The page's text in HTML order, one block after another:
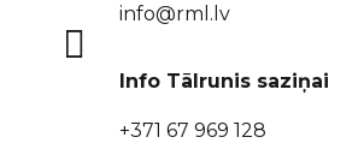
info@rml.lv

Info Tālrunis saziņai
+371 67 969 128